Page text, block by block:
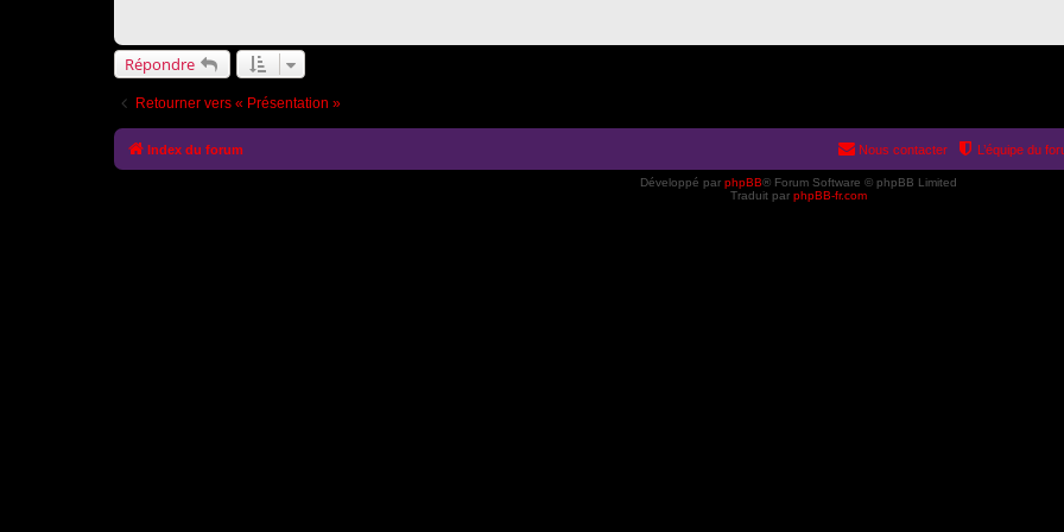
Répondre
Retourner vers « Présentation »
Index du forum L’équipe du
Nous contacter
Développé par phpBB® Forum Software © phpBB Limited
Traduit par phpBB-fr.com